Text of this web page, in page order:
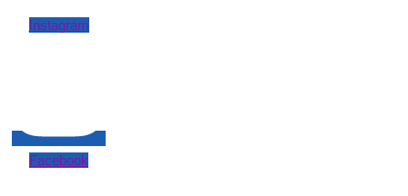
Instagram
Facebook